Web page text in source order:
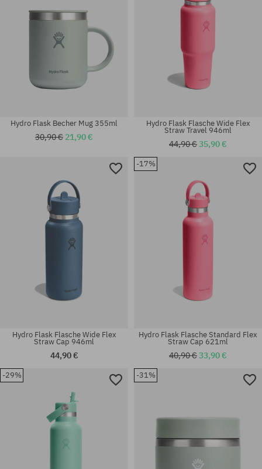
Universalgröße Universalgröße
Hydro Flask Becher Mug 355ml
30,90 € 21,90 €
Hydro Flask Flasche Wide Flex
Straw Travel 946ml
44,90 €35,90 €
Hydro Flask Flasche Wide Flex
Straw Cap 946ml
44,90 €
-17%
Hydro Flask Flasche Standard Flex
Straw Cap 621ml
40,90 €33,90 €
-29% -31%